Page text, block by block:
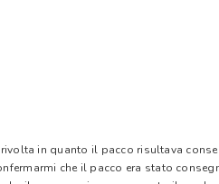
in quanto il pacco risultava
che il pacco era stato